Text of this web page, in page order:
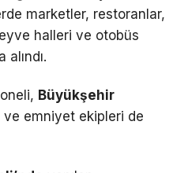
marketler, restoranlar,
halleri ve otobüs
Büyükşehir
ve emniyet ekipleri de